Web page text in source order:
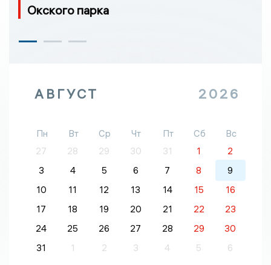
Окского парка
АВГУСТ 2026
Пн Вт Ср Чт Пт Сб
Вс
27
28 29 30 31 1
2
3
4 5 6 7 8
9
10
11 12 13 14 15
16
17
18 19 20 21 22
23
24
25 26 27 28 29
30
31
1 2 3 4 5 6